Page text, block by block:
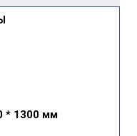
* 1300 мм